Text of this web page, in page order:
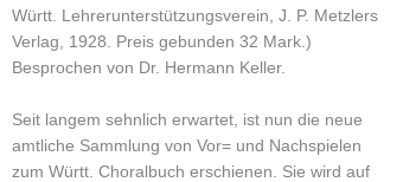
Württ. Lehrerunterstützungsverein, J. P. Metzlers
Verlag, 1928. Preis gebunden 32 Mark.)
Besprochen von Dr. Hermann Keller.
Seit langem sehnlich erwartet, ist nun die neue
amtliche Sammlung von Vor= und Nachspielen
zum Württ. Choralbuch erschienen. Sie wird auf